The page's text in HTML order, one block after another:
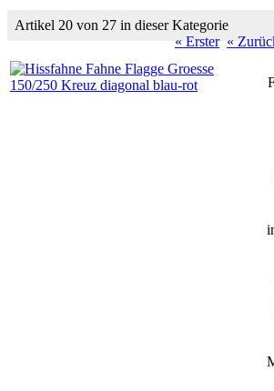
Artikel 20 von 27 in dieser Kategorie
« Erster «